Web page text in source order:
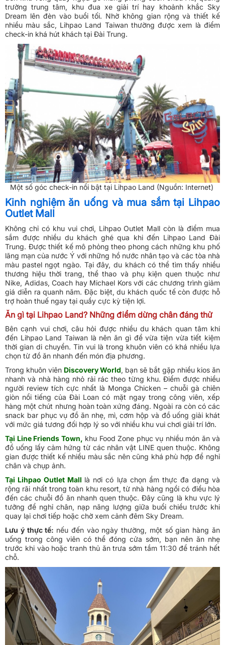
trường trung tâm, khu đua xe giải trí hay khoảnh khắc Sky
Dream lên đèn vào buổi tối. Nhờ không gian rộng và thiết kế
nhiều màu sắc, Lihpao Land Taiwan thường được xem là điểm
check-in khá hút khách tại Đài Trung.
Một số góc check-in nổi bật tại Lihpao Land (Nguồn: Internet)
Kinh nghiệm ăn uống và mua sắm tại Lihpao
Outlet Mall
Không chỉ có khu vui chơi, Lihpao Outlet Mall còn là điểm mua
sắm được nhiều du khách ghé qua khi đến Lihpao Land Đài
Trung. Được thiết kế mô phỏng theo phong cách những khu phố
lãng mạn của nước Ý với những hồ nước nhân tạo và các tòa nhà
màu pastel ngọt ngào. Tại đây, du khách có thể tìm thấy nhiều
thương hiệu thời trang, thể thao và phụ kiện quen thuộc như
Nike, Adidas, Coach hay Michael Kors với các chương trình giảm
giá diễn ra quanh năm. Đặc biệt, du khách quốc tế còn được hỗ
trợ hoàn thuế ngay tại quầy cực kỳ tiện lợi.
Ăn gì tại Lihpao Land? Những điểm dừng chân đáng thử
Bên cạnh vui chơi, câu hỏi được nhiều du khách quan tâm khi
đến Lihpao Land Taiwan là nên ăn gì để vừa tiện vừa tiết kiệm
thời gian di chuyển. Tin vui là trong khuôn viên có khá nhiều lựa
chọn từ đồ ăn nhanh đến món địa phương.
Trong khuôn viên Discovery World, bạn sẽ bắt gặp nhiều kios ăn
nhanh và nhà hàng nhỏ rải rác theo từng khu. Điểm được nhiều
người review tích cực nhất là Monga Chicken – chuỗi gà chiên
giòn nổi tiếng của Đài Loan có mặt ngay trong công viên, xếp
hàng một chút nhưng hoàn toàn xứng đáng. Ngoài ra còn có các
snack bar phục vụ đồ ăn nhẹ, mì, cơm hộp và đồ uống giải khát
với mức giá tương đối hợp lý so với nhiều khu vui chơi giải trí lớn.
Tại Line Friends Town, khu Food Zone phục vụ nhiều món ăn và
đồ uống lấy cảm hứng từ các nhân vật LINE quen thuộc. Không
gian được thiết kế nhiều màu sắc nên cũng khá phù hợp để nghỉ
chân và chụp ảnh.
Tại Lihpao Outlet Mall là nơi có lựa chọn ẩm thực đa dạng và
rộng rãi nhất trong toàn khu resort, từ nhà hàng ngồi có điều hòa
đến các chuỗi đồ ăn nhanh quen thuộc. Đây cũng là khu vực lý
tưởng để nghỉ chân, nạp năng lượng giữa buổi chiều trước khi
quay lại chơi tiếp hoặc chờ xem cảnh đêm Sky Dream.
Lưu ý thực tế: nếu đến vào ngày thường, một số gian hàng ăn
uống trong công viên có thể đóng cửa sớm, bạn nên ăn nhẹ
trước khi vào hoặc tranh thủ ăn trưa sớm tầm 11:30 để tránh hết
chỗ.